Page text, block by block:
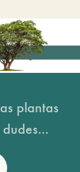
plantas